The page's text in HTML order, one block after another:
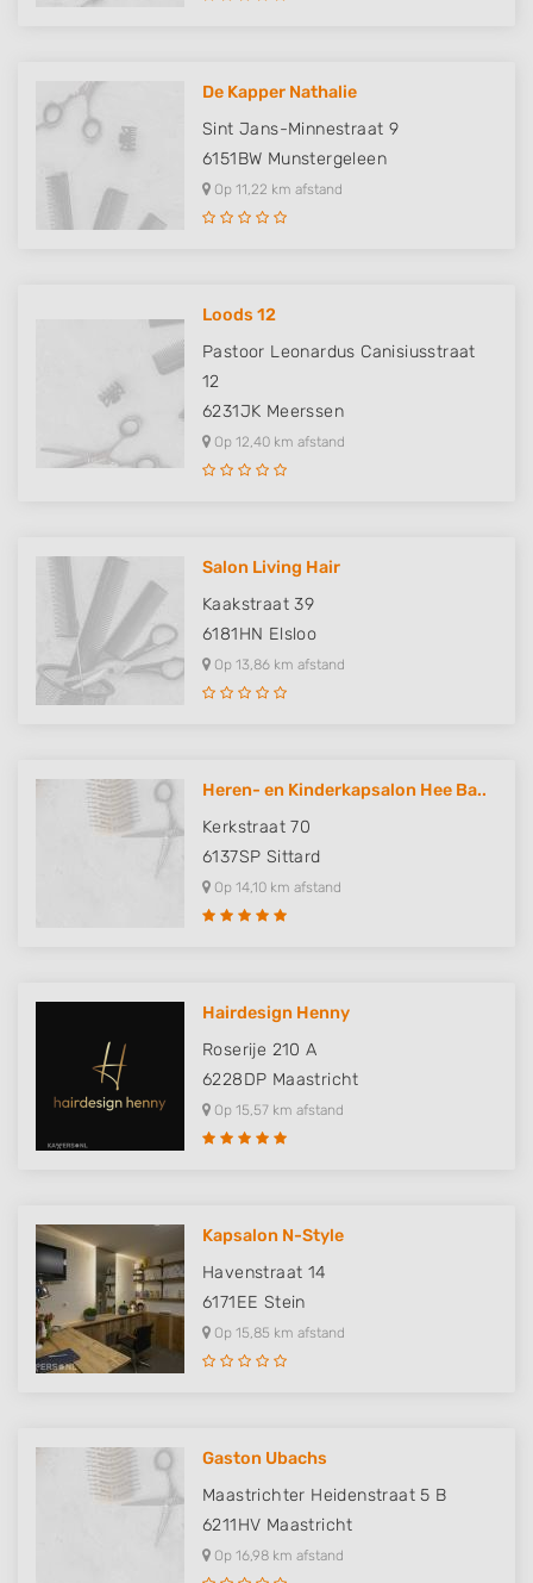
De Kapper Nathalie
Sint Jans-Minnestraat 9
6151BW Munstergeleen
Op 11,22 km afstand
Loods 12
Pastoor Leonardus Canisiusstraat
12
6231JK Meerssen
Op 12,40 km afstand
Salon Living Hair
Kaakstraat 39
6181HN Elsloo
Op 13,86 km afstand
Heren- en Kinderkapsalon Hee Ba..
Kerkstraat 70
6137SP Sittard
Op 14,10 km afstand
Hairdesign Henny
Roserije 210 A
6228DP Maastricht
Op 15,57 km afstand
Kapsalon N-Style
Havenstraat 14
6171EE Stein
Op 15,85 km afstand
Gaston Ubachs
Maastrichter Heidenstraat 5 B
6211HV Maastricht
Op 16,98 km afstand